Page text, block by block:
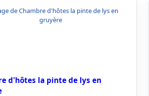
d'hôtes la pinte de lys en